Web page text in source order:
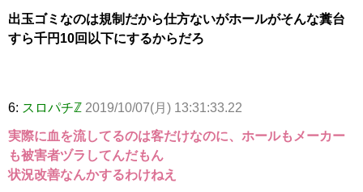
出玉ゴミなのは規制だから仕方ないがホールがそんな糞台
すら千円10回以下にするからだろ
6: スロパチℤ 2019/10/07(月) 13:31:33.22
実際に血を流してるのは客だけなのに、ホールもメーカー
も被害者ヅラしてんだもん
状況改善なんかするわけねえ